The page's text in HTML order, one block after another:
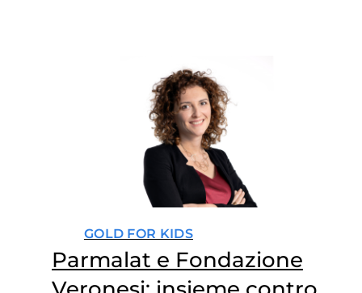
GOLD FOR KIDS
Parmalat e Fondazione